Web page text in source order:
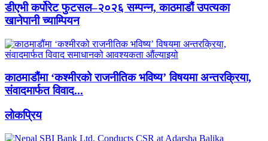
डीएभी कर्पोरेट फुटसल–२०२६ सम्पन्न, काठमाडौं उपत्यका
खानेपानी च्याम्पियन
काठमाडौंमा ‘कश्मीरको राजनीतिक भविष्य’ विषयमा अन्तरक्रिया,
संवादमार्फत विवाद...
लाेकप्रिय